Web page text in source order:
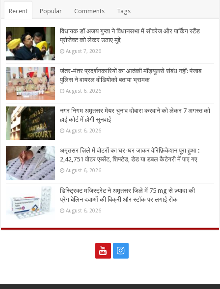
Recent Popular Comments Tags
विधायक डॉ अजय गुप्ता ने विधानसभा में सीवरेज और पार्किंग स्टैंड
प्रोजेक्ट को लेकर उठाए मुद्दे
August 7, 2026
जंतर-मंतर प्रदर्शनकारियों का आतंकी मॉड्यूलसे संबंध नहीं: पंजाब
पुलिस ने वायरल वीडियोको बताया भ्रामक
August 6, 2026
नगर निगम अमृतसर मेयर चुनाव दोबारा करवाने को लेकर 7 अगस्त को
हाई कोर्ट में होगी सुनवाई
August 6, 2026
अमृतसर ज़िले में वोटरों का घर-घर जाकर वेरिफ़िकेशन पूरा हुआ :
2,42,751 वोटर एब्सेंट, शिफ्टेड, डेड या डबल कैटेगरी में पाए गए
August 6, 2026
डिस्ट्रिक्ट मजिस्ट्रेट ने अमृतसर जिले में 75 mg से ज़्यादा की
प्रेगाबेलिन दवाओं की बिक्री और स्टॉक पर लगाई रोक
August 6, 2026